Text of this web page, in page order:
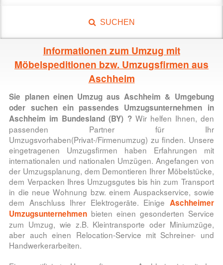
SUCHEN
Informationen zum Umzug mit
Möbelspeditionen bzw. Umzugsfirmen aus
Aschheim
Sie planen einen Umzug aus Aschheim & Umgebung
oder suchen ein passendes Umzugsunternehmen in
Aschheim im Bundesland (BY) ? Wir helfen Ihnen, den
passenden Partner für Ihr
Umzugsvorhaben(Privat-/Firmenumzug) zu finden. Unsere
eingetragenen Umzugsfirmen haben Erfahrungen mit
internationalen und nationalen Umzügen. Angefangen von
der Umzugsplanung, dem Demontieren Ihrer Möbelstücke,
dem Verpacken Ihres Umzugsgutes bis hin zum Transport
in die neue Wohnung bzw. einem Auspackservice, sowie
dem Anschluss Ihrer Elektrogeräte. Einige Aschheimer
Umzugsunternehmen bieten einen gesonderten Service
zum Umzug, wie z.B. Kleintransporte oder Miniumzüge,
aber auch einen Relocation-Service mit Schreiner- und
Handwerkerarbeiten.